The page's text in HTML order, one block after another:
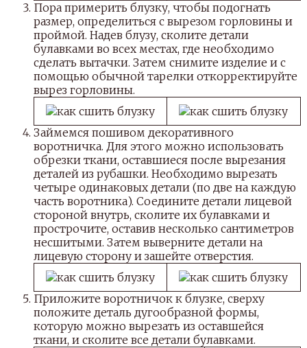
Пора примерить блузку, чтобы подогнать
размер, определиться с вырезом горловины и
проймой. Надев блузу, сколите детали
булавками во всех местах, где необходимо
сделать вытачки. Затем снимите изделие и с
помощью обычной тарелки откорректируйте
вырез горловины.
Займемся пошивом декоративного
воротничка. Для этого можно использовать
обрезки ткани, оставшиеся после вырезания
деталей из рубашки. Необходимо вырезать
четыре одинаковых детали (по две на каждую
часть воротника). Соедините детали лицевой
стороной внутрь, сколите их булавками и
прострочите, оставив несколько сантиметров
несшитыми. Затем выверните детали на
лицевую сторону и зашейте отверстия.
Приложите воротничок к блузке, сверху
положите деталь дугообразной формы,
которую можно вырезать из оставшейся
ткани, и сколите все детали булавками.